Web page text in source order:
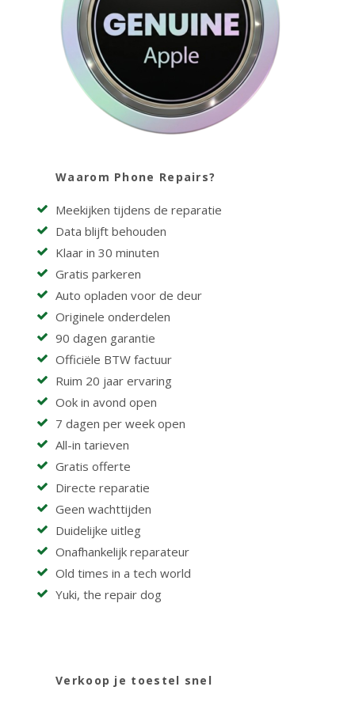
Waarom Phone Repairs?
Meekijken tijdens de reparatie
Data blijft behouden
Klaar in 30 minuten
Gratis parkeren
Auto opladen voor de deur
Originele onderdelen
90 dagen garantie
Officiële BTW factuur
Ruim 20 jaar ervaring
Ook in avond open
7 dagen per week open
All-in tarieven
Gratis offerte
Directe reparatie
Geen wachttijden
Duidelijke uitleg
Onafhankelijk reparateur
Old times in a tech world
Yuki, the repair dog
Verkoop je toestel snel